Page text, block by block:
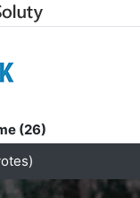
(26)